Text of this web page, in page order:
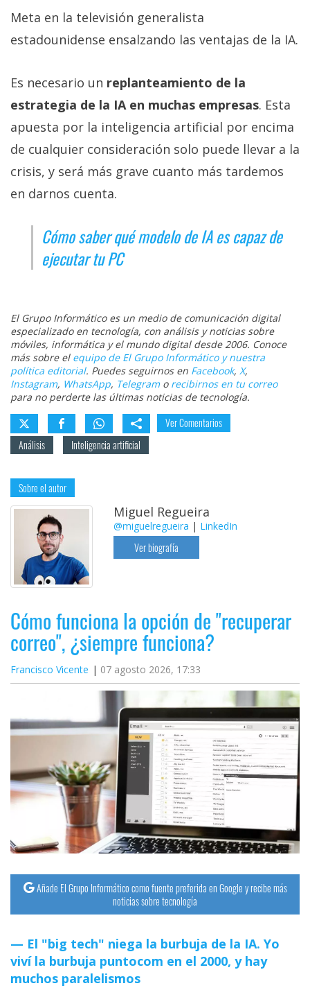
Meta en la televisión generalista
estadounidense ensalzando las ventajas de la IA.
Es necesario un replanteamiento de la
estrategia de la IA en muchas empresas. Esta
apuesta por la inteligencia artificial por encima
de cualquier consideración solo puede llevar a la
crisis, y será más grave cuanto más tardemos
en darnos cuenta.
Cómo saber qué modelo de IA es capaz de
ejecutar tu PC
El Grupo Informático es un medio de comunicación digital
especializado en tecnología, con análisis y noticias sobre
móviles, informática y el mundo digital desde 2006. Conoce
más sobre el equipo de El Grupo Informático y nuestra
política editorial. Puedes seguirnos en Facebook, X,
Instagram, WhatsApp, Telegramo recibirnos en tu correo
para no perderte las últimas noticias de tecnología.
Ver Comentarios
Análisis
Inteligencia artificial
Sobre el autor
Miguel Regueira
@miguelregueira | LinkedIn
Ver biografía
Cómo funciona la opción de "recuperar
correo", ¿siempre funciona?
Francisco Vicente 07 agosto 2026, 17:33
Añade El Grupo Informático como fuente preferida en Google y recibe más
noticias sobre tecnología
El "big tech" niega la burbuja de la IA. Yo
viví la burbuja puntocom en el 2000, y hay
muchos paralelismos